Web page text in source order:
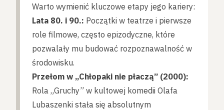
Warto wymienić kluczowe etapy jego kariery:
Lata 80. i 90.: Początki w teatrze i pierwsze
role filmowe, często epizodyczne, które
pozwalały mu budować rozpoznawalność w
środowisku.
Przełom w „Chłopaki nie płaczą” (2000):
Rola „Gruchy” w kultowej komedii Olafa
Lubaszenki stała się absolutnym